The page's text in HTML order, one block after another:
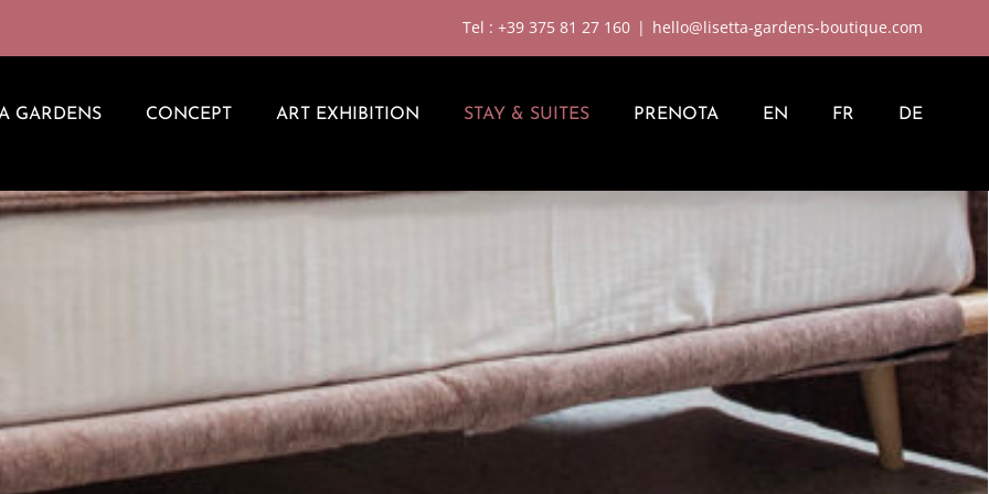
Tel : +39 375 81 27 160 | hello@lisetta-gardens-boutique.com
GARDENS CONCEPT ART EXHIBITION STAY & SUITES PRENOTA EN FR DE